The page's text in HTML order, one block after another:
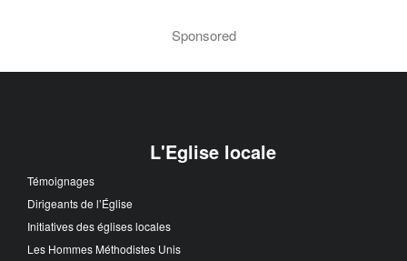
Sponsored
L'Eglise locale
Témoignages
Dirigeants de l’Église
Initiatives des églises locales
Les Hommes Méthodistes Unis